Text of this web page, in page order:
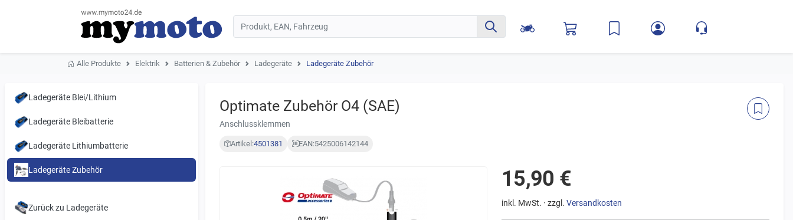
Alle Produkte Elektrik Batterien & Zubehör Ladegeräte Ladegeräte Zubehör
Ladegeräte Blei/Lithium
Ladegeräte Bleibatterie
Ladegeräte Lithiumbatterie
Ladegeräte Zubehör
Zurück zu Ladegeräte
Optimate Zubehör O4 (SAE)
Anschlussklemmen
Artikel:4501381 EAN:5425006142144
15,90 €
inkl. MwSt. · zzgl. Versandkosten